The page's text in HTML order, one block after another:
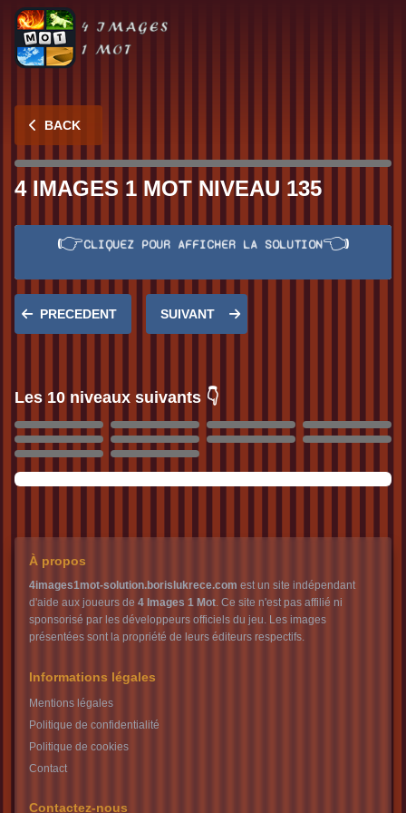
BACK
4 IMAGES 1 MOT NIVEAU 135
Réponse:TEMPS
👉CLIQUEZ POUR AFFICHER LA SOLUTION👈
PRECEDENT SUIVANT
Les 10 niveaux suivants 👇
140
141 142
143
144
145
À propos
4images1mot-solution.borislukrece.com est un site indépendant
d'aide aux joueurs de 4 Images 1 Mot. Ce site n'est pas affilié ni
sponsorisé par les développeurs officiels du jeu. Les images
présentées sont la propriété de leurs éditeurs respectifs.
Informations légales
Mentions légales
Politique de confidentialité
Politique de cookies
Contact
Contactez-nous